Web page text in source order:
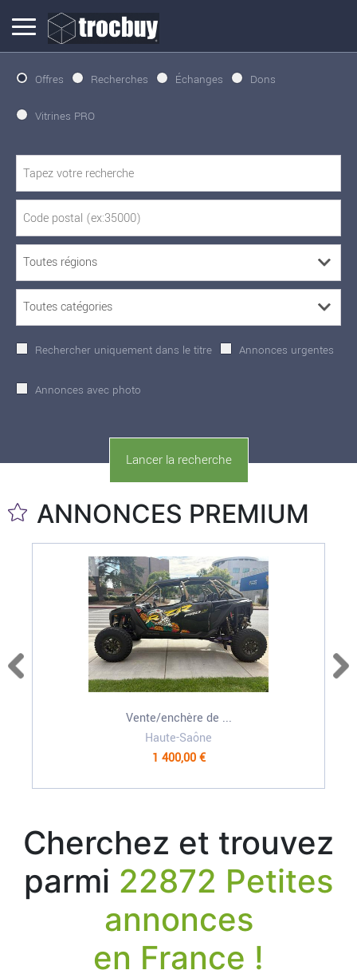
Offres Recherches Échanges Dons
Vitrines PRO
Rechercher uniquement dans le titre Annonces urgentes
Annonces avec photo
ANNONCES PREMIUM
Vente/enchère de ...
Haute-Saône
1 400,00 €
Cherchez et trouvez
parmi 22872 Petites
annonces
en France !